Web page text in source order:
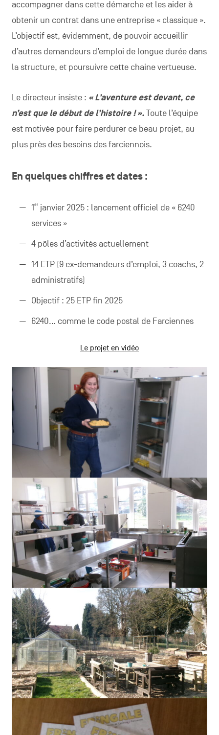
accompagner dans cette démarche et les aider à
obtenir un contrat dans une entreprise « classique ».
L’objectif est, évidemment, de pouvoir accueillir
d’autres demandeurs d’emploi de longue durée dans
la structure, et poursuivre cette chaine vertueuse.
Le directeur insiste : « L’aventure est devant, ce
n’est que le début de l’histoire ! ».Toute l’équipe
est motivée pour faire perdurer ce beau projet, au
plus près des besoins des farciennois.
En quelques chiffres et dates :
1er janvier 2025 : lancement officiel de « 6240
services »
4 pôles d’activités actuellement
14 ETP (9 ex-demandeurs d’emploi, 3 coachs, 2
administratifs)
Objectif : 25 ETP fin 2025
6240… comme le code postal de Farciennes
Le projet en vidéo